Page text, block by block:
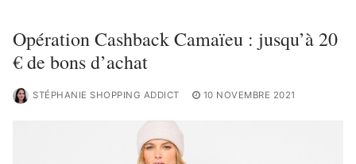
Opération Cashback Camaïeu : jusqu’à 20
€ de bons d’achat
STÉPHANIE SHOPPING ADDICT 10 NOVEMBRE 2021